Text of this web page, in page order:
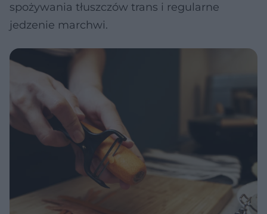
spożywania tłuszczów trans i regularne
jedzenie marchwi.